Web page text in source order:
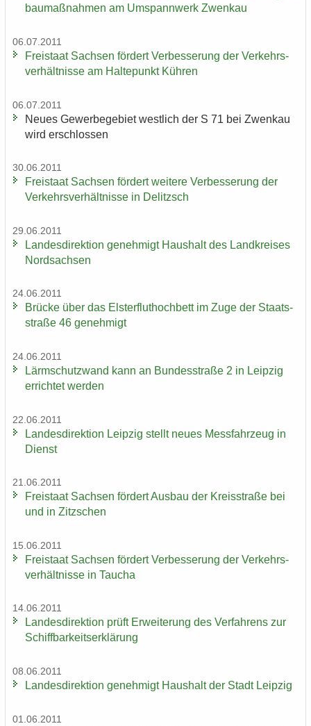
bau­maß­nah­men am Um­spann­werk Zwenkau
06.07.2011
Frei­staat Sach­sen för­dert Ver­bes­se­rung der Ver­kehrs­
ver­hält­nis­se am Hal­te­punkt Küh­ren
06.07.2011
Neues Ge­wer­be­ge­biet west­lich der S 71 bei Zwenkau
wird er­schlos­sen
30.06.2011
Frei­staat Sach­sen för­dert wei­te­re Ver­bes­se­rung der
Ver­kehrs­ver­hält­nis­se in De­litzsch
29.06.2011
Lan­des­di­rek­ti­on ge­neh­migt Haus­halt des Land­krei­ses
Nord­sach­sen
24.06.2011
Brü­cke über das Els­ter­flut­hoch­bett im Zuge der Staats­
stra­ße 46 ge­neh­migt
24.06.2011
Lärm­schutz­wand kann an Bun­des­stra­ße 2 in Leip­zig
er­rich­tet wer­den
22.06.2011
Lan­des­di­rek­ti­on Leip­zig stellt neues Mess­fahr­zeug in
Dienst
21.06.2011
Frei­staat Sach­sen för­dert Aus­bau der Kreis­stra­ße bei
und in Zitz­schen
15.06.2011
Frei­staat Sach­sen för­dert Ver­bes­se­rung der Ver­kehrs­
ver­hält­nis­se in Tau­cha
14.06.2011
Lan­des­di­rek­ti­on prüft Er­wei­te­rung des Ver­fah­rens zur
Schiff­bar­keits­er­klä­rung
08.06.2011
Lan­des­di­rek­ti­on ge­neh­migt Haus­halt der Stadt Leip­zig
01.06.2011